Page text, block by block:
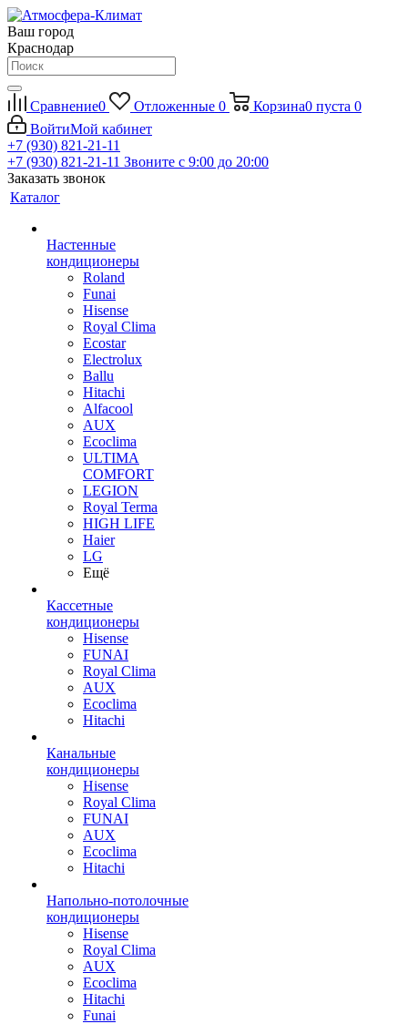
Ваш город
Краснодар
Сравнение0 Отложенные 0 Корзина0 пуста 0
ВойтиМой кабинет
+7 (930) 821-21-11
+7 (930) 821-21-11 Звоните с 9:00 до 20:00
Заказать звонок
Каталог
Настенные
кондиционеры
Roland
Funai
Hisense
Royal Clima
Ecostar
Electrolux
Ballu
Hitachi
Alfacool
AUX
Ecoclima
ULTIMA
COMFORT
LEGION
Royal Terma
HIGH LIFE
Haier
LG
Ещё
Кассетные
кондиционеры
Hisense
FUNAI
Royal Clima
AUX
Ecoclima
Hitachi
Канальные
кондиционеры
Hisense
Royal Clima
FUNAI
AUX
Ecoclima
Hitachi
Напольно-потолочные
кондиционеры
Hisense
Royal Clima
AUX
Ecoclima
Hitachi
Funai